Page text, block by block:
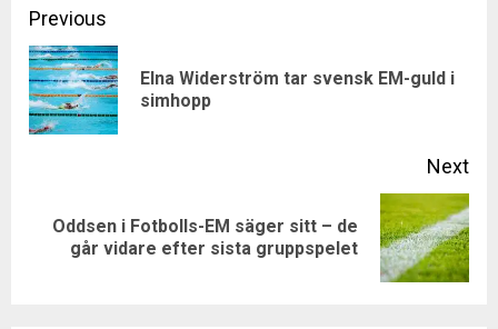
Continue
Reading
Previous
Elna Widerström tar svensk EM-guld i
simhopp
Next
Next
post:
Oddsen i Fotbolls-EM säger sitt – de
går vidare efter sista gruppspelet